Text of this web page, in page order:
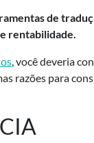
de
rentabilidade.
, você deveria
razões para